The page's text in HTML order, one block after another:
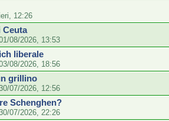
12:26
Ceuta
08/2026, 13:53
liberale
08/2026, 18:56
grillino
07/2026, 12:56
Schenghen?
07/2026, 22:26